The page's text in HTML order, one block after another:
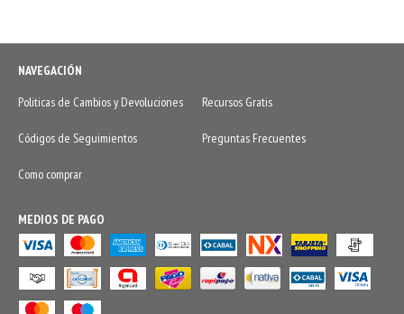
NAVEGACIÓN
Politicas de Cambios y Devoluciones
Recursos Gratis
Códigos de Seguimientos Preguntas Frecuentes
Como comprar
MEDIOS DE PAGO